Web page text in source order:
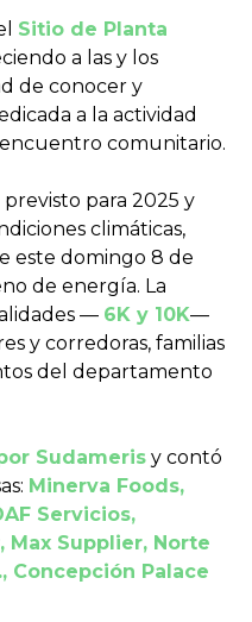
Sitio de Planta
a las y los
de conocer y
a la actividad
comunitario.
para 2025 y
climáticas,
este domingo 8 de
de energía. La
— 6K y 10K—
y corredoras, familias
del departamento
Sudameris y contó
Minerva Foods,
Servicios,
Supplier, Norte
Concepción Palace